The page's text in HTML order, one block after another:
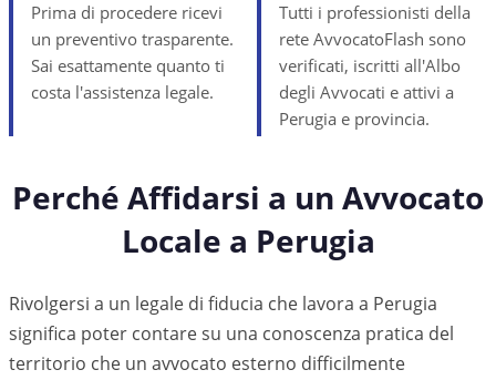
Prima di procedere ricevi
un preventivo trasparente.
Sai esattamente quanto ti
costa l'assistenza legale.
Tutti i professionisti della
rete AvvocatoFlash sono
verificati, iscritti all'Albo
degli Avvocati e attivi a
Perugia e provincia.
Perché Affidarsi a un Avvocato
Locale a Perugia
Rivolgersi a un legale di fiducia che lavora a Perugia
significa poter contare su una conoscenza pratica del
territorio che un avvocato esterno difficilmente